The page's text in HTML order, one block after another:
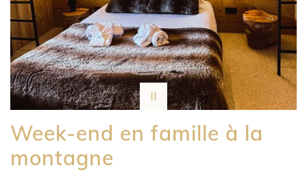
Week-end en famille à la
montagne